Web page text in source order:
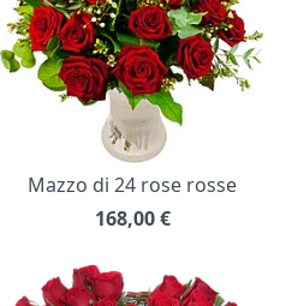
Mazzo di 24 rose rosse
168,00 €